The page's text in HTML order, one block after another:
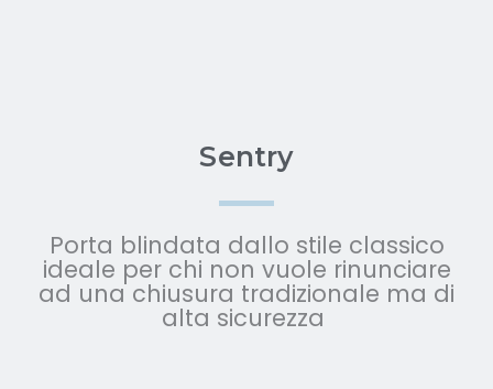
Sentry
Porta blindata dallo stile classico
ideale per chi non vuole rinunciare
ad una chiusura tradizionale ma di
alta sicurezza